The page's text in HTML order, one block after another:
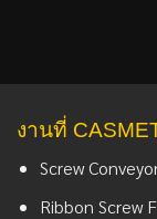
งานที่
Screw
Ribbon Screw